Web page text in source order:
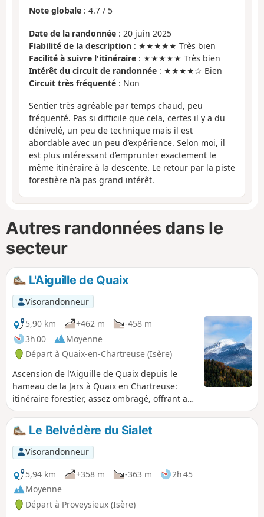
Note globale : 4.7 / 5
Date de la randonnée : 20 juin 2025
Fiabilité de la description : ★★★★★ Très bien
Facilité à suivre l'itinéraire : ★★★★★ Très bien
Intérêt du circuit de randonnée : ★★★★☆ Bien
Circuit très fréquenté : Non
Sentier très agréable par temps chaud, peu
fréquenté. Pas si difficile que cela, certes il y a du
dénivelé, un peu de technique mais il est
abordable avec un peu d’expérience. Selon moi, il
est plus intéressant d’emprunter exactement le
même itinéraire à la descente. Le retour par la piste
forestière n’a pas grand intérêt.
Autres randonnées dans le
secteur
L'Aiguille de Quaix
Visorandonneur
5,90 km
+462 m
-458 m
3h 00
Moyenne
Départ à Quaix-en-Chartreuse (Isère)
Ascension de l'Aiguille de Quaix depuis le
hameau de la Jars à Quaix en Chartreuse:
itinéraire forestier, assez ombragé, offrant au
niveau de l'Aiguille de Quaix un magnifique
panorama sur la vallée de l'Isère. L'ascension
de l'Aiguille de Quaix nécessite un passage
d'escalade qui peut s’avérer difficile avec de
grosses chaussures ou pour des personnes
sujettes au vertige. Cependant le panorama
au pied de l'aiguille, sans escalade, vaut
malgré tout, le coup. La randonnée garde tout
son intérêt.
Le Belvédère du Sialet
Visorandonneur
5,94 km
+358 m -363 m
2h 45
Moyenne
Départ à Proveysieux (Isère)